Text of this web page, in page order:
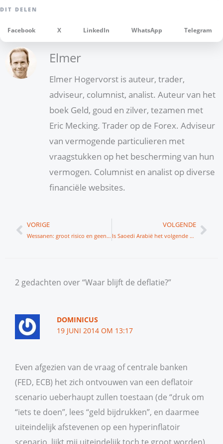
Facebook X LinkedIn WhatsApp Telegram
Elmer
Elmer Hogervorst is auteur, trader,
adviseur, columnist, analist. Auteur van het
boek Geld, goud en zilver, tezamen met
Eric Mecking. Trader op de Forex. Adviseur
van vermogende particulieren met
vraagstukken op het bescherming van hun
vermogen. Columnist en analist op diverse
financiële websites.
Vorige
VORIGE
Wessanen: groot risico en geen perspectief
VOLGENDE
Is Saoedi Arabië het volgende doelwit?
2 gedachten over “Waar blijft de deflatie?”
DOMINICUS
19 JUNI 2014 OM 13:17
Even afgezien van de vraag of centrale banken
(FED, ECB) het zich ontvouwen van een deflatoir
scenario ueberhaupt zullen toestaan (de “druk om
“iets te doen”, lees “geld bijdrukken”, en daarmee
uiteindelijk afstevenen op een hyperinflatoir